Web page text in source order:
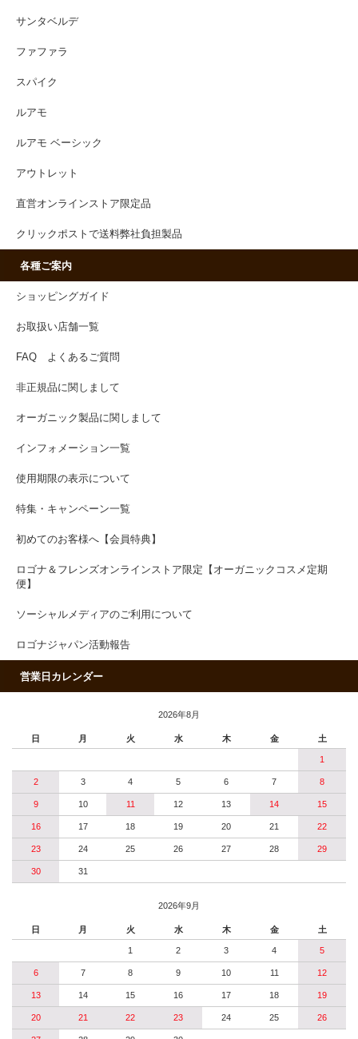
サンタベルデ
ファファラ
スパイク
ルアモ
ルアモ ベーシック
アウトレット
直営オンラインストア限定品
クリックポストで送料弊社負担製品
各種ご案内
ショッピングガイド
お取扱い店舗一覧
FAQ よくあるご質問
非正規品に関しまして
オーガニック製品に関しまして
インフォメーション一覧
使用期限の表示について
特集・キャンペーン一覧
初めてのお客様へ【会員特典】
ロゴナ＆フレンズオンラインストア限定【オーガニックコスメ定期
便】
ソーシャルメディアのご利用について
ロゴナジャパン活動報告
営業日カレンダー
2026年8月
日 月 火 水 木 金 土
1
2 3 4 5 6 7 8
9 10 11 12 13 14 15
16 17 18 19 20 21 22
23 24 25 26 27 28 29
30 31
2026年9月
日 月 火 水 木 金 土
1 2 3 4 5
6 7 8 9 10 11 12
13 14 15 16 17 18 19
20 21 22 23 24 25 26